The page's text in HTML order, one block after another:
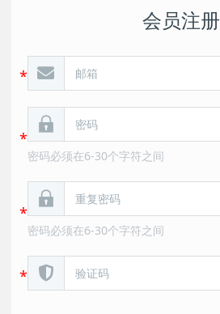
会员注册
密码必须在6-30个字符之间
密码必须在6-30个字符之间